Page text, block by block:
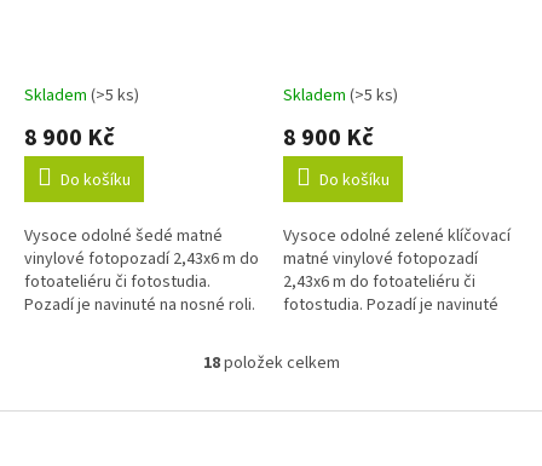
Skladem (>5 ks)
8 900 Kč
Do košíku
Vysoce odolné šedé matné
vinylové fotopozadí 2,43x6 m do
fotoateliéru či fotostudia.
Pozadí je navinuté na nosné roli.
Skladem (>5 ks)
8 900 Kč
Do košíku
Vysoce odolné zelené klíčovací
matné vinylové fotopozadí
2,43x6 m do fotoateliéru či
fotostudia. Pozadí je navinuté
klíčovací.
O
l
18položek celkem
Z